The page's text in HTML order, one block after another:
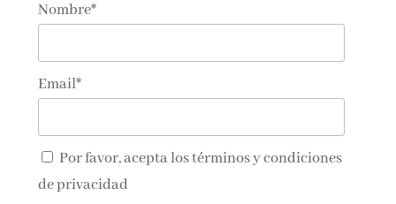
Nombre*
Email*
Por favor, acepta lostérminos y condiciones
de privacidad